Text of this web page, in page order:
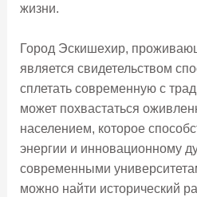
жизни.
Город Эскишехир,
является свидетельством
сплетать современную с
может похвастаться
населением, которое
энергии и инновационному
современными
можно найти исторический